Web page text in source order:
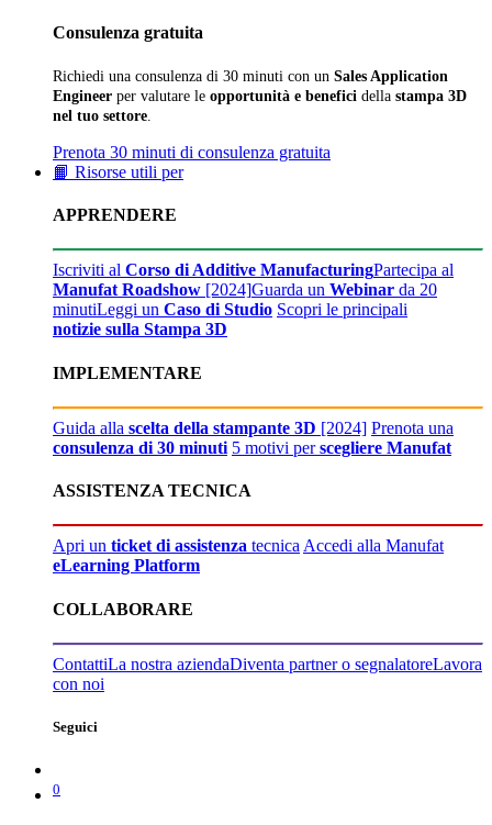
Consulenza gratuita
Richiedi una consulenza di 30 minuti con un Sales Application
Engineer per valutare le opportunità e benefici della stampa 3D
nel tuo settore
Prenota 30 minuti di consulenza gratuita
📙 Risorse utili per
APPRENDERE
Iscriviti al Corso di Additive ManufacturingPartecipa al
Manufat Roadshow [2024]Guarda un Webinar da 20
minutiLeggi un Caso di Studio Scopri le principali
notizie sulla Stampa 3D
IMPLEMENTARE
Guida alla scelta della stampante 3D [2024] Prenota una
consulenza di 30 minuti 5 motivi perscegliere Manufat
ASSISTENZA TECNICA
Apri un ticket di assistenza tecnicaAccedi alla Manufat
eLearning Platform
COLLABORARE
ContattiLa nostra aziendaDiventa partner o segnalatoreLavora
con noi
Seguici
0